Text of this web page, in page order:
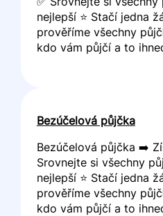
nejlepší ⭐ Stačí jedna
prověříme všechny
kdo vám půjčí a to
Bezúčelová půjčka
Bezúčelová půjčka ➡️
Srovnejte si všechny
nejlepší ⭐ Stačí jedna
prověříme všechny
kdo vám půjčí a to